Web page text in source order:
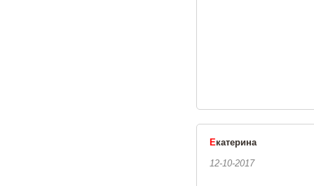
Екатерина
12-10-2017